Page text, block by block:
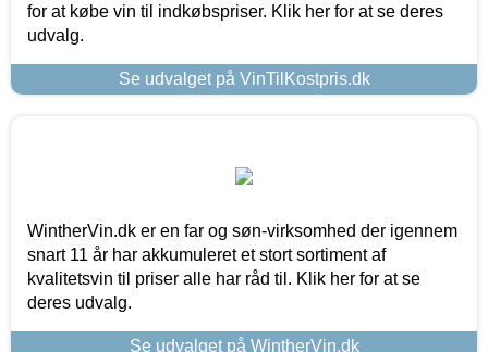
for at købe vin til indkøbspriser. Klik her for at se deres
udvalg.
Se udvalget på VinTilKostpris.dk
WintherVin.dk er en far og søn-virksomhed der igennem
snart 11 år har akkumuleret et stort sortiment af
kvalitetsvin til priser alle har råd til. Klik her for at se
deres udvalg.
Se udvalget på WintherVin.dk